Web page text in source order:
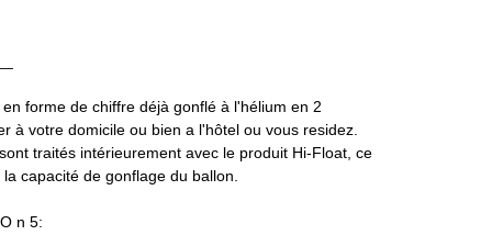
forme de chiffre déjà gonflé à l'hélium en 2
à votre domicile ou bien a l'hôtel ou vous residez.
traités intérieurement avec le produit Hi-Float, ce
capacité de gonflage du ballon.
n 5: